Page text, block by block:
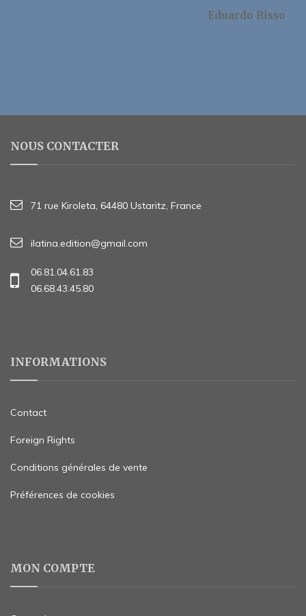
Eduardo Risso
NOUS CONTACTER
71 rue Kiroleta, 64480 Ustaritz, France
ilatina.edition@gmail.com
06.81.04.61.83
06.68.43.45.80
INFORMATIONS
Contact
Foreign Rights
Conditions générales de vente
Préférences de cookies
MON COMPTE